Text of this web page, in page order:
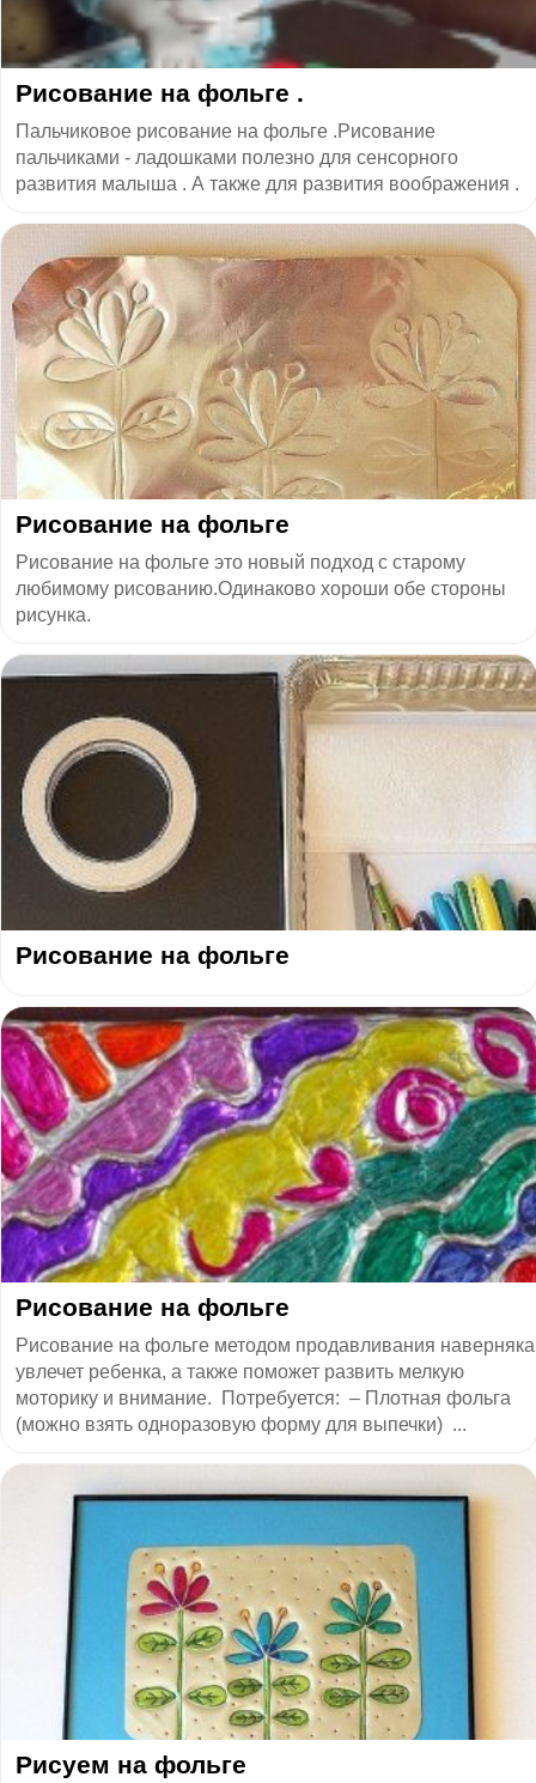
Рисование на фольге .
Пальчиковое рисование на фольге .Рисование
пальчиками - ладошками полезно для сенсорного
развития малыша . А также для развития воображения .
Рисование на фольге
Рисование на фольге это новый подход с старому
любимому рисованию.Одинаково хороши обе стороны
рисунка.
Рисование на фольге
Рисование на фольге
Рисование на фольге методом продавливания наверняка
увлечет ребенка, а также поможет развить мелкую
моторику и внимание. Потребуется: – Плотная фольга
(можно взять одноразовую форму для выпечки) ...
Рисуем на фольге